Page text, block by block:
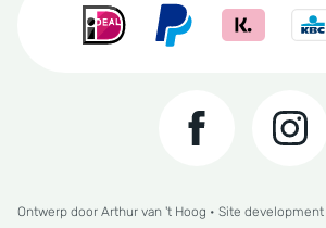
Ontwerp door Arthur van 't Hoog • Site